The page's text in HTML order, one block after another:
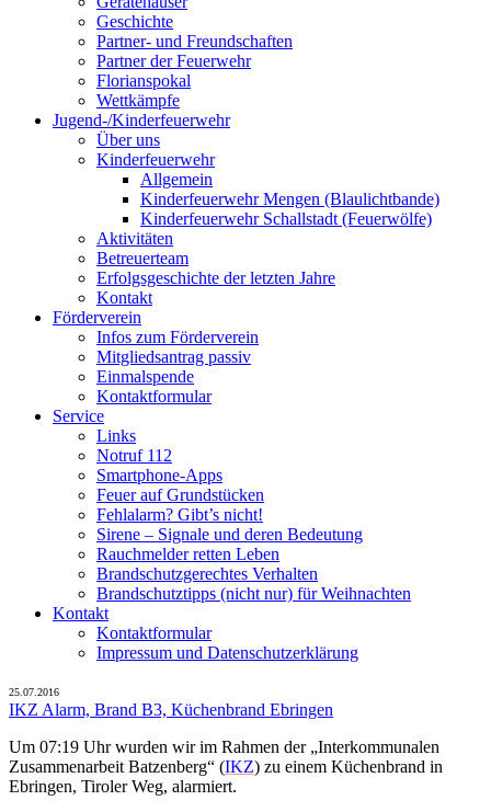
Geschichte
Partner- und Freundschaften
Partner der Feuerwehr
Florianspokal
Wettkämpfe
Jugend-/Kinderfeuerwehr
Über uns
Kinderfeuerwehr
Allgemein
Kinderfeuerwehr Mengen (Blaulichtbande)
Kinderfeuerwehr Schallstadt (Feuerwölfe)
Aktivitäten
Betreuerteam
Erfolgsgeschichte der letzten Jahre
Kontakt
Förderverein
Infos zum Förderverein
Mitgliedsantrag passiv
Einmalspende
Kontaktformular
Service
Links
Notruf 112
Smartphone-Apps
Feuer auf Grundstücken
Fehlalarm? Gibt’s nicht!
Sirene – Signale und deren Bedeutung
Rauchmelder retten Leben
Brandschutzgerechtes Verhalten
Brandschutztipps (nicht nur) für Weihnachten
Kontakt
Kontaktformular
Impressum und Datenschutzerklärung
25.07.2016
IKZ Alarm, Brand B3, Küchenbrand Ebringen
Um 07:19 Uhr wurden wir im Rahmen der „Interkommunalen
Zusammenarbeit Batzenberg“ (IKZ) zu einem Küchenbrand in
Ebringen, Tiroler Weg, alarmiert.